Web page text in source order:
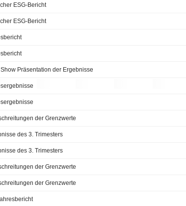
ESG-Bericht
ESG-Bericht
Präsentation der Ergebnisse
der Grenzwerte
des 3. Trimesters
des 3. Trimesters
der Grenzwerte
der Grenzwerte